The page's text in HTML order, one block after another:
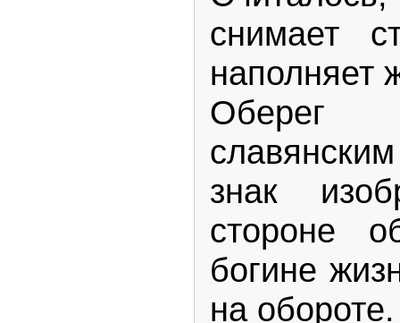
снимает
наполняет
Оберег
знак
стороне
богине
на обороте.